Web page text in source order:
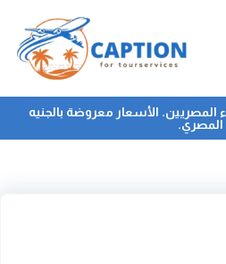
الأسعار معروضة بالجنيه
المصري.